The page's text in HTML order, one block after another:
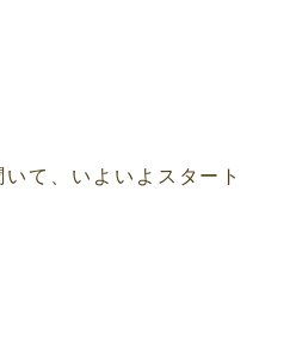
て、いよいよスタート